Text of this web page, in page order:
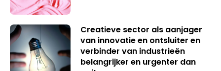
Creatieve sector als aanjager
van innovatie en ontsluiter en
verbinder van industrieën
belangrijker en urgenter dan